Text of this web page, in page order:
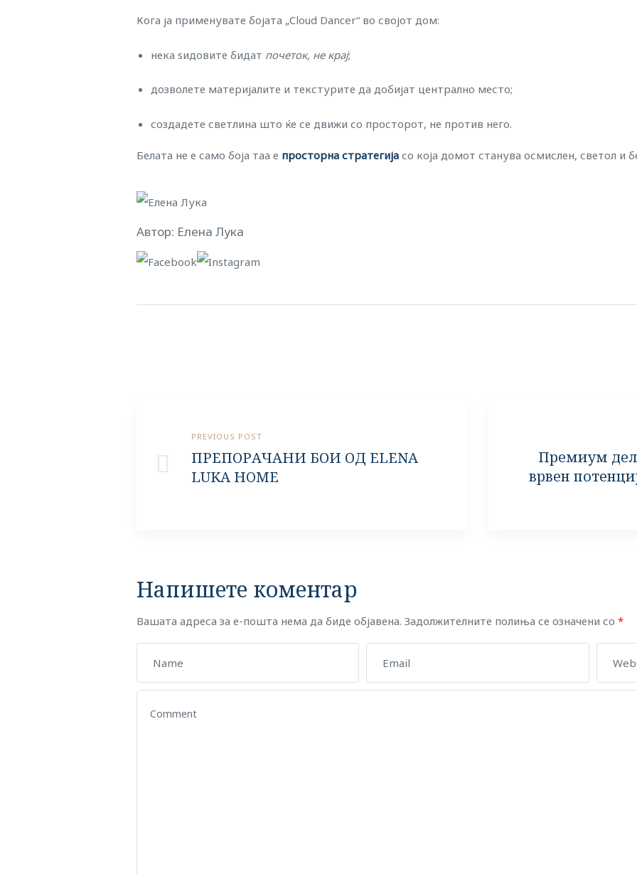
Кога ја применувате бојата „Cloud Dancer“ во својот дом:
нека ѕидовите бидат почеток, не крај;
дозволете материјалите и текстурите да добијат централно место;
создадете светлина што ќе се движи со просторот, не против него.
Белата не е само боја таа е просторна стратегија со која домот станува осмислен, светол и
Автор: Елена Лука
PREVIOUS POST
ПРЕПОРАЧАНИ БОИ ОД ELENA
LUKA HOME
Премиум
врвен
Напишете коментар
Вашата адреса за е-пошта нема да биде објавена. Задолжителните полиња се означени со *